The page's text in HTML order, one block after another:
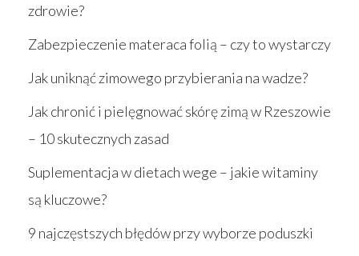
zdrowie?
Zabezpieczenie materaca folią – czy to wystarczy
Jak uniknąć zimowego przybierania na wadze?
Jak chronić i pielęgnować skórę zimą w Rzeszowie
– 10 skutecznych zasad
Suplementacja w dietach wege – jakie witaminy
są kluczowe?
9 najczęstszych błędów przy wyborze poduszki